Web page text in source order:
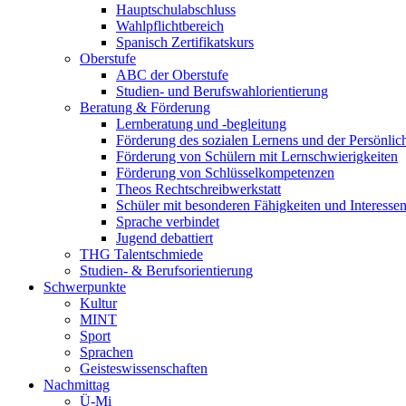
Hauptschulabschluss
Wahlpflichtbereich
Spanisch Zertifikatskurs
Oberstufe
ABC der Oberstufe
Studien- und Berufswahlorientierung
Beratung & Förderung
Lernberatung und -begleitung
Förderung des sozialen Lernens und der
Förderung von Schülern mit Lernschwierigkeiten
Förderung von Schlüsselkompetenzen
Theos Rechtschreibwerkstatt
Schüler mit besonderen Fähigkeiten und Interessen
Sprache verbindet
Jugend debattiert
THG Talentschmiede
Studien- & Berufsorientierung
Schwerpunkte
Kultur
MINT
Sport
Sprachen
Geisteswissenschaften
Nachmittag
Ü-Mi